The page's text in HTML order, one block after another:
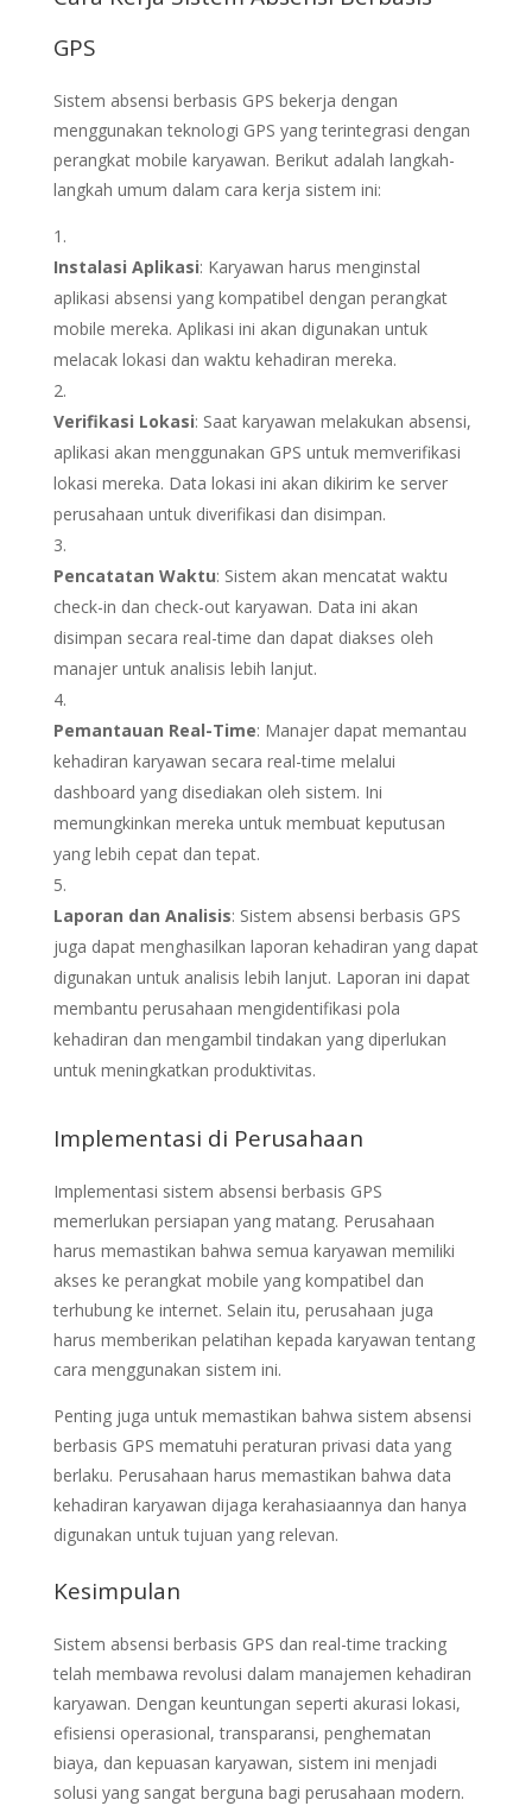
GPS
Sistem absensi berbasis GPS bekerja dengan
menggunakan teknologi GPS yang terintegrasi dengan
perangkat mobile karyawan. Berikut adalah langkah-
langkah umum dalam cara kerja sistem ini:
Instalasi Aplikasi: Karyawan harus menginstal
aplikasi absensi yang kompatibel dengan perangkat
mobile mereka. Aplikasi ini akan digunakan untuk
melacak lokasi dan waktu kehadiran mereka.
Verifikasi Lokasi: Saat karyawan melakukan absensi,
aplikasi akan menggunakan GPS untuk memverifikasi
lokasi mereka. Data lokasi ini akan dikirim ke server
perusahaan untuk diverifikasi dan disimpan.
Pencatatan Waktu: Sistem akan mencatat waktu
check-in dan check-out karyawan. Data ini akan
disimpan secara real-time dan dapat diakses oleh
manajer untuk analisis lebih lanjut.
Pemantauan Real-Time: Manajer dapat memantau
kehadiran karyawan secara real-time melalui
dashboard yang disediakan oleh sistem. Ini
memungkinkan mereka untuk membuat keputusan
yang lebih cepat dan tepat.
Laporan dan Analisis: Sistem absensi berbasis GPS
juga dapat menghasilkan laporan kehadiran yang dapat
digunakan untuk analisis lebih lanjut. Laporan ini dapat
membantu perusahaan mengidentifikasi pola
kehadiran dan mengambil tindakan yang diperlukan
untuk meningkatkan produktivitas.
Implementasi di Perusahaan
Implementasi sistem absensi berbasis GPS
memerlukan persiapan yang matang. Perusahaan
harus memastikan bahwa semua karyawan memiliki
akses ke perangkat mobile yang kompatibel dan
terhubung ke internet. Selain itu, perusahaan juga
harus memberikan pelatihan kepada karyawan tentang
cara menggunakan sistem ini.
Penting juga untuk memastikan bahwa sistem absensi
berbasis GPS mematuhi peraturan privasi data yang
berlaku. Perusahaan harus memastikan bahwa data
kehadiran karyawan dijaga kerahasiaannya dan hanya
digunakan untuk tujuan yang relevan.
Kesimpulan
Sistem absensi berbasis GPS dan real-time tracking
telah membawa revolusi dalam manajemen kehadiran
karyawan. Dengan keuntungan seperti akurasi lokasi,
efisiensi operasional, transparansi, penghematan
biaya, dan kepuasan karyawan, sistem ini menjadi
solusi yang sangat berguna bagi perusahaan modern.